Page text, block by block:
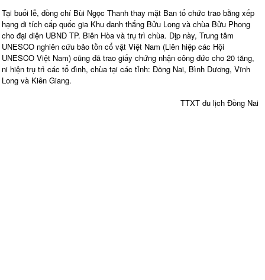
Tại buổi lễ, đồng chí Bùi Ngọc Thanh thay mặt Ban tổ chức trao bằng xếp
hạng di tích cấp quốc gia Khu danh thắng Bửu Long và chùa Bửu Phong
cho đại diện UBND TP. Biên Hòa và trụ trì chùa. Dịp này, Trung tâm
UNESCO nghiên cứu bảo tồn cổ vật Việt Nam (Liên hiệp các Hội
UNESCO Việt Nam) cũng đã trao giấy chứng nhận công đức cho 20 tăng,
ni hiện trụ trì các tổ đình, chùa tại các tỉnh: Đồng Nai, Bình Dương, Vĩnh
Long và Kiên Giang.
TTXT du lịch Đồng Nai